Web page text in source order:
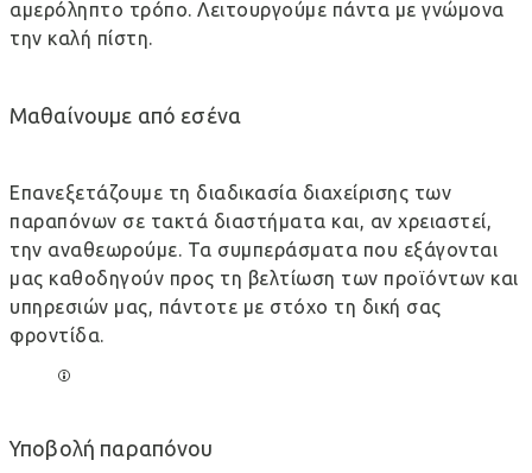
αμερόληπτο τρόπο. Λειτουργούμε πάντα με γνώμονα
την καλή πίστη.
Μαθαίνουμε από εσένα
Επανεξετάζουμε τη διαδικασία διαχείρισης των
παραπόνων σε τακτά διαστήματα και, αν χρειαστεί,
την αναθεωρούμε. Τα συμπεράσματα που εξάγονται
μας καθοδηγούν προς τη βελτίωση των προϊόντων και
υπηρεσιών μας, πάντοτε με στόχο τη δική σας
φροντίδα.
Υποβολή παραπόνου